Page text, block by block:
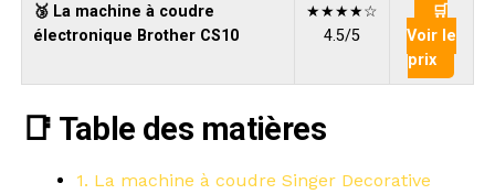
🥉 La machine à coudre
électronique Brother CS10
★★★★☆
4.5/5
🛒
Voir le
prix
📑 Table des matières
1. La machine à coudre Singer Decorative